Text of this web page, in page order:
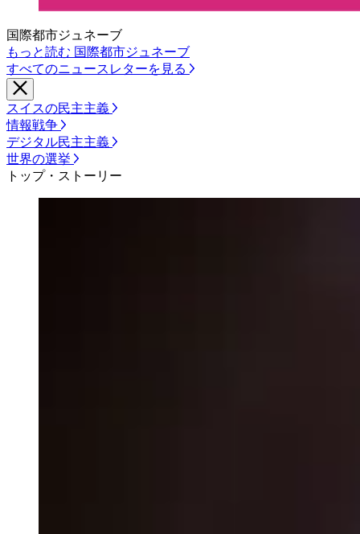
国際都市ジュネーブ
もっと読む 国際都市ジュネーブ
すべてのニュースレターを見る
スイスの民主主義
情報戦争
デジタル民主主義
世界の選挙
トップ・ストーリー